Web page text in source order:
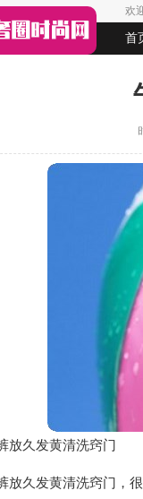
欢
首
放久发黄清洗窍门
放久发黄清洗窍门，